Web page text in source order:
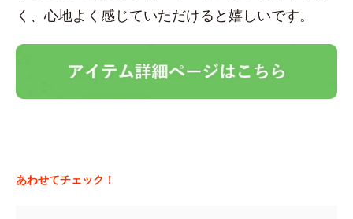
く、心地よく感じていただけると嬉しいです。
あわせてチェック！